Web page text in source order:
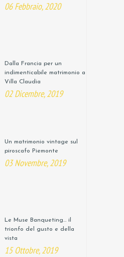
06 Febbraio, 2020
Dalla Francia per un
indimenticabile matrimonio a
Villa Claudia
02 Dicembre, 2019
Un matrimonio vintage sul
piroscafo Piemonte
03 Novembre, 2019
Le Muse Banqueting… il
trionfo del gusto e della
vista
15 Ottobre, 2019